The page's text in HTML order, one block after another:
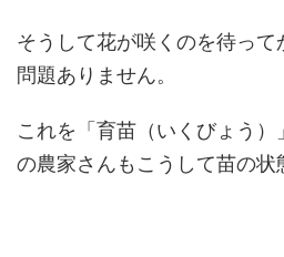
そうして花が咲くのを待って
問題ありません。
これを「育苗（いくびょう）
の農家さんもこうして苗の状